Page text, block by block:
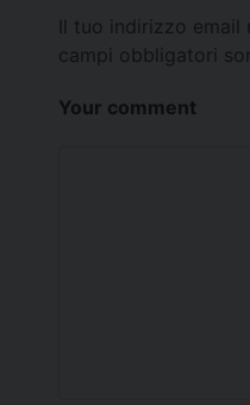
Il tuo indirizzo
campi obbligatori
Your comment